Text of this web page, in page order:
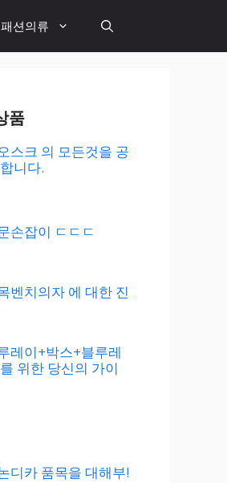
패션의류
품
스크 의 모든것을 공
니다.
손잡이 ㄷㄷㄷ
벤치의자 에 대한 진
레이+박스+블루레
위한 당신의 가이
디카 품목을 대해부!